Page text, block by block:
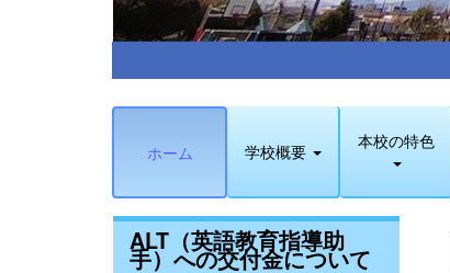
ホーム 学校概要 本校の特色
ALT（英語教育指導助
手）への交付金について